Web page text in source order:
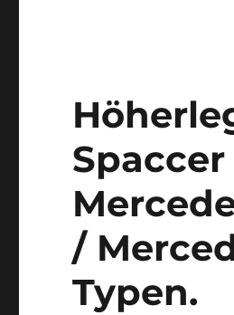
/
Typen.